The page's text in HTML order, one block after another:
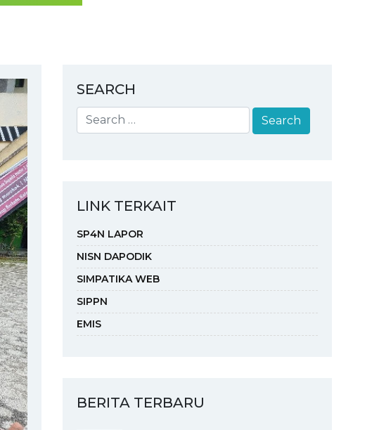
SEARCH
LINK TERKAIT
SP4N LAPOR
NISN DAPODIK
SIMPATIKA WEB
SIPPN
EMIS
BERITA TERBARU